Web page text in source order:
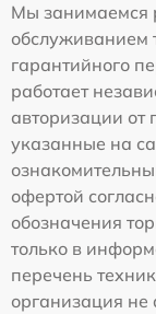
Мы занимаемся
обслуживанием
гарантийного
работает
авторизации от
указанные на
офертой
обозначения
только в
перечень
организация